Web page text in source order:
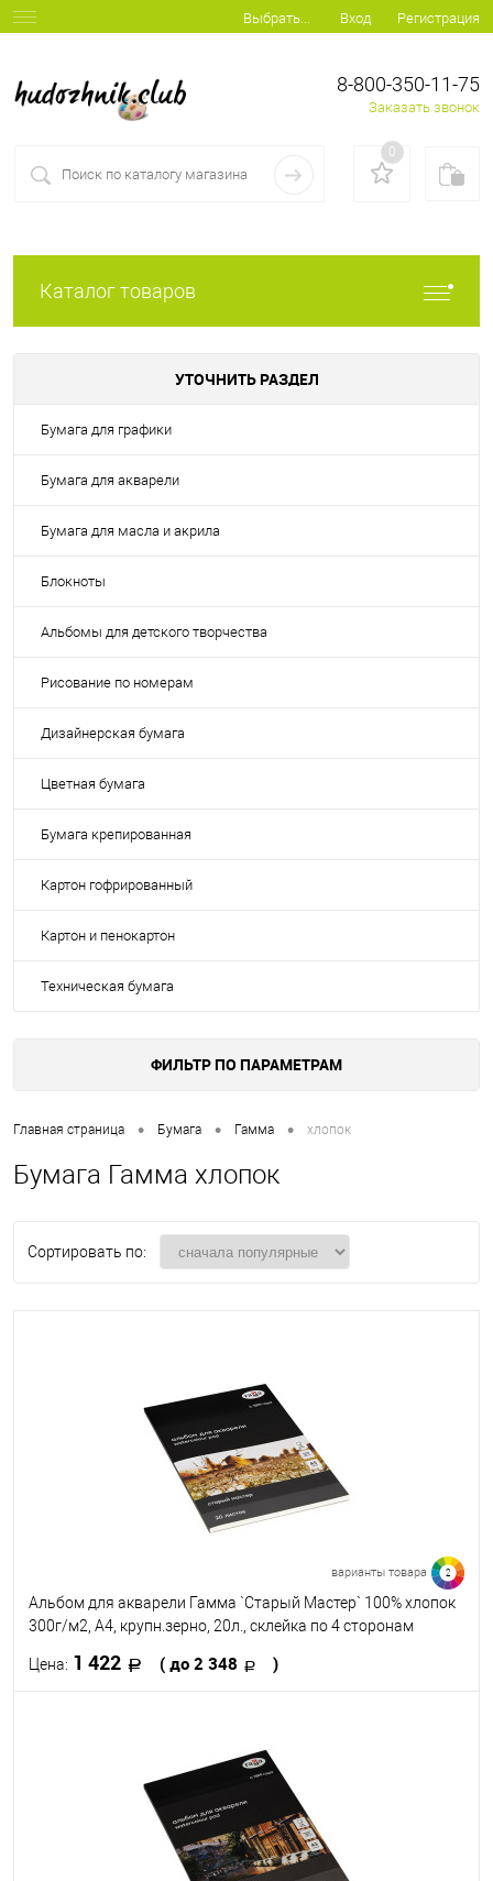
Выбрать... Вход Регистрация
8-800-350-11-75
Заказать звонок
0
Каталог товаров
УТОЧНИТЬ РАЗДЕЛ
Бумага для графики
Бумага для акварели
Бумага для масла и акрила
Блокноты
Альбомы для детского творчества
Рисование по номерам
Дизайнерская бумага
Цветная бумага
Бумага крепированная
Картон гофрированный
Картон и пенокартон
Техническая бумага
ФИЛЬТР ПО ПАРАМЕТРАМ
Главная страница • Бумага • Гамма • хлопок
Бумага Гамма хлопок
Сортировать по:
варианты товара 2
Альбом для акварели Гамма `Старый Мастер` 100% хлопок
300г/м2, А4, крупн.зерно, 20л., склейка по 4 сторонам
Цена: 1 422 ( до 2 348 )